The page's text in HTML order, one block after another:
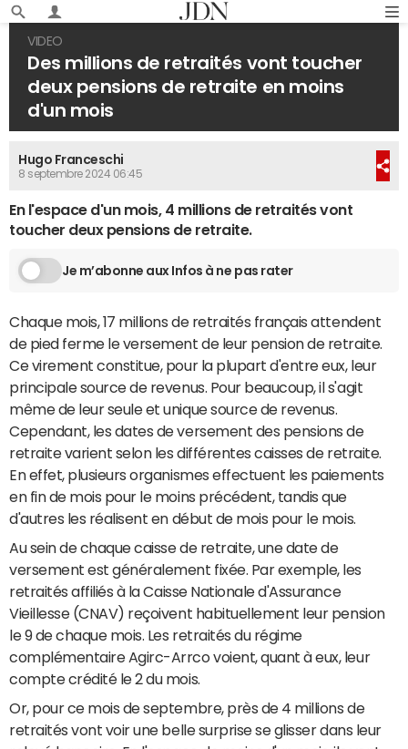
VIDEO
Des millions de retraités vont toucher
deux pensions de retraite en moins
d'un mois
Hugo Franceschi
8 septembre 2024 06:45
En l'espace d'un mois, 4 millions de retraités vont
toucher deux pensions de retraite.
Je m’abonne aux Infos à ne pas rater
Chaque mois, 17 millions de retraités français attendent
de pied ferme le versement de leur pension de retraite.
Ce virement constitue, pour la plupart d'entre eux, leur
principale source de revenus. Pour beaucoup, il s'agit
même de leur seule et unique source de revenus.
Cependant, les dates de versement des pensions de
retraite varient selon les différentes caisses de retraite.
En effet, plusieurs organismes effectuent les paiements
en fin de mois pour le moins précédent, tandis que
d'autres les réalisent en début de mois pour le mois.
Au sein de chaque caisse de retraite, une date de
versement est généralement fixée. Par exemple, les
retraités affiliés à la Caisse Nationale d'Assurance
Vieillesse (CNAV) reçoivent habituellement leur pension
le 9 de chaque mois. Les retraités du régime
complémentaire Agirc-Arrco voient, quant à eux, leur
compte crédité le 2 du mois.
Or, pour ce mois de septembre, près de 4 millions de
retraités vont voir une belle surprise se glisser dans leur